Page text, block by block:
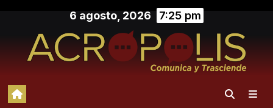
contenido
6 agosto, 2026 7:25 pm